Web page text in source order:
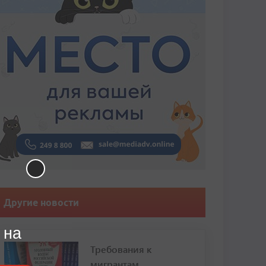
Другие новости
Требования к